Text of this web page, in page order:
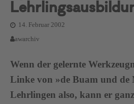
14. Februar 2002
awarchiv
Wenn der gelernte
Linke von »de Buam und de
Lehrlingen also, kann er